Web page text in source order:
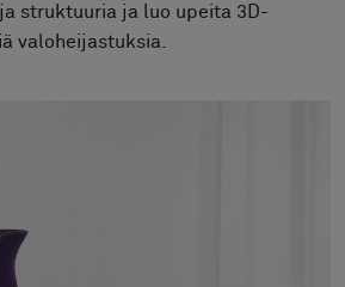
kanssa
struktuuria ja luo upeita 3D-
valoheijastuksia.